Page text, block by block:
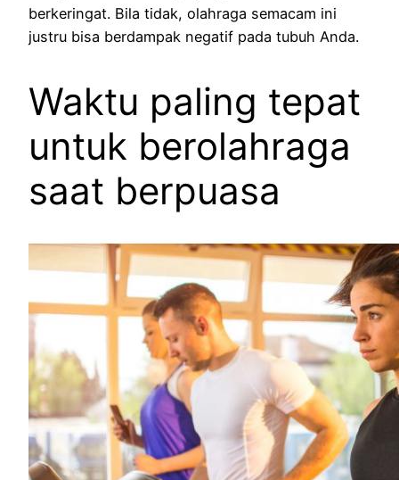
berkeringat. Bila tidak, olahraga semacam ini
justru bisa berdampak negatif pada tubuh Anda.
Waktu paling tepat
untuk berolahraga
saat berpuasa